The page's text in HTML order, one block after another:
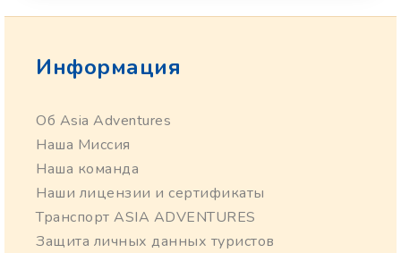
Информация
Об Asia Adventures
Наша Миссия
Наша команда
Наши лицензии и сертификаты
Транспорт ASIA ADVENTURES
Защита личных данных туристов